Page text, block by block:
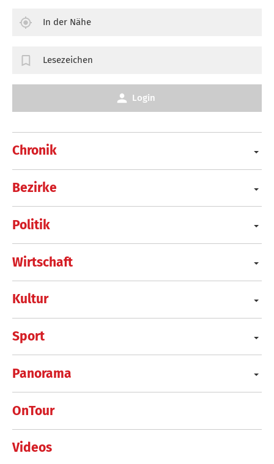
Chronik
Bezirke
Politik
Wirtschaft
Kultur
Sport
Panorama
OnTour
Videos
In der Nähe
Lesezeichen
Login